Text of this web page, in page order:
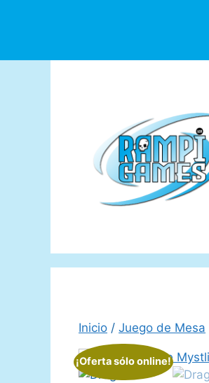
Inicio / Juego de Mesa
¡Oferta sólo online!